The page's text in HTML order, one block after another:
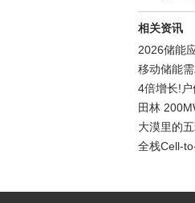
相关资讯
2026储能
移动储能
4倍增长!
田林
大漠里的
全栈Cell-